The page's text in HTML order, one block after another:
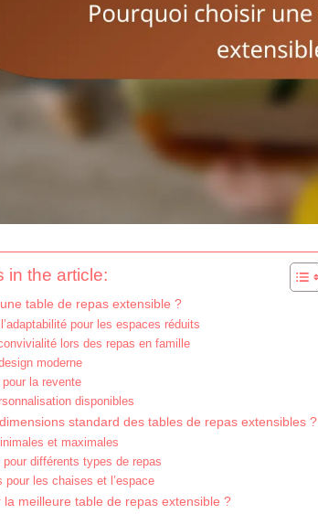
in the article:
table de repas extensible ?
pour les espaces réduits
lors des repas en famille
moderne
la revente
disponibles
standard des tables de repas extensibles ?
et maximales
pour différents types de repas
pour les chaises et l’espace
la meilleure table de repas extensible ?